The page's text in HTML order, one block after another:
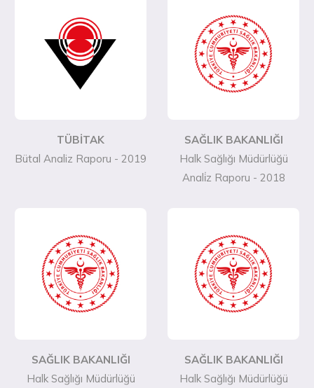
TÜBİTAK
Bütal Analiz Raporu - 2019
SAĞLIK BAKANLIĞI
Halk Sağlığı Müdürlüğü
Anali̇z Raporu - 2018
SAĞLIK BAKANLIĞI
Halk Sağlığı Müdürlüğü
SAĞLIK BAKANLIĞI
Halk Sağlığı Müdürlüğü